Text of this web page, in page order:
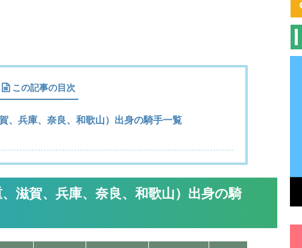
この記事の目次
、兵庫、奈良、和歌山）出身の騎手一覧
滋賀、兵庫、奈良、和歌山）出身の騎